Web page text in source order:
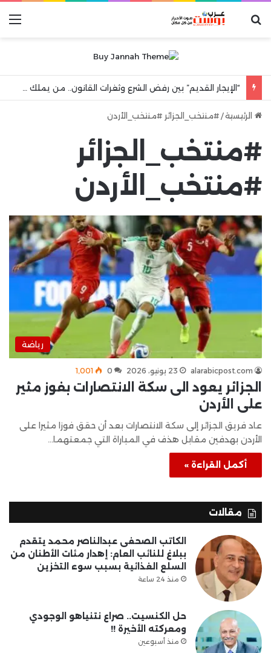
بحث عن
الرئيسية/ #منتخب_الجزائر #منتخب_الأردن
#منتخب_الجزائر
#منتخب_الأردن
رياضة
alarabicpost.com 23 يونيو، 2026 0 1٬001
الجزائر يعود الى سكة الانتصارات بفوز مثير
على الأردن
عاد فريق الجزائر إلى سكة الانتصارات بعد أن حقق فوزا مثيرا على
الأردن بهدفين مقابل هذف في المباراة التي جمعتهما…
أكمل القراءة »
مقالات
الكاتب الصحفى عبدالناصر محمد يتقدم
ببلاغ للنائب العام: إهدار مئات الأطنان من
السلع الغذائية بسبب سوء التخزين
منذ 24 ساعة
حل الكنسيت.. صراع نتنياهو الوجودي
ومعركته الأخيرة !!
منذ أسبوعين